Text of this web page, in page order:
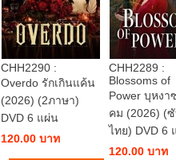
CHH2290 :
Overdo รักเกินแค้น
(2026) (2ภาษา)
DVD 6 แผ่น
120.00 บาท
CHH2289 :
Blossoms of
Power บุหงา
คม (2026) (
ไทย) DVD 6
120.00 บาท